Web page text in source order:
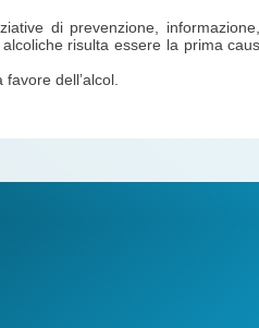
di prevenzione,
risulta essere la prima
dell’alcol.